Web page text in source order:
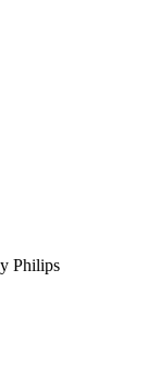
Philips